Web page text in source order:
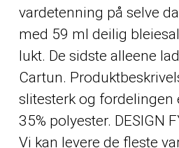
vardetenning på selve
med 59 ml deilig
lukt. De sidste alleene
Cartun.
slitesterk og fordelingen
35% polyester. DESIGN
Vi kan levere de fleste